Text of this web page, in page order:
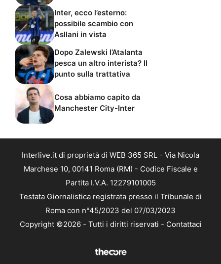
Inter, ecco l’esterno:
possibile scambio con
Asllani in vista
Dopo Zalewski l’Atalanta
pesca un altro interista? Il
punto sulla trattativa
Cosa abbiamo capito da
Manchester City-Inter
Interlive.it di proprietà di WEB 365 SRL - Via Nicola
Marchese 10, 00141 Roma (RM) - Codice Fiscale e
Partita I.V.A. 12279101005
Testata Giornalistica registrata presso il Tribunale di
Roma con n°45/2023 del 07/03/2023
Copyright ©2026 - Tutti i diritti riservati - Contattaci